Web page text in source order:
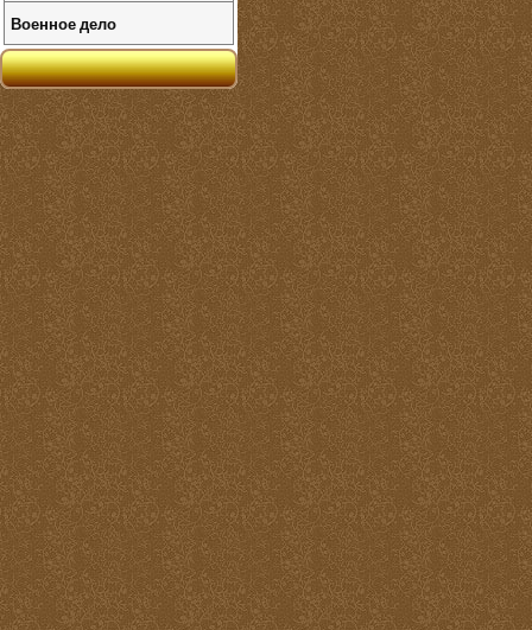
Военное дело